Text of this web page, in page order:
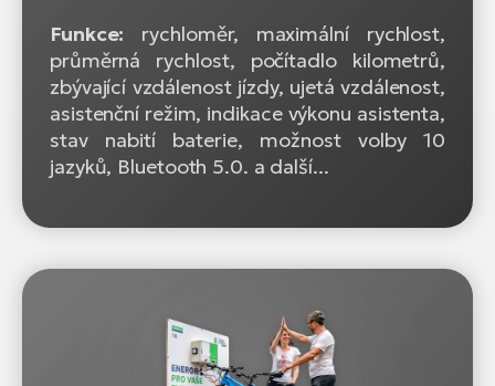
Funkce: rychloměr, maximální rychlost,
průměrná rychlost, počítadlo kilometrů,
zbývající vzdálenost jízdy, ujetá vzdálenost,
asistenční režim, indikace výkonu asistenta,
stav nabití baterie, možnost volby 10
jazyků, Bluetooth 5.0. a další...